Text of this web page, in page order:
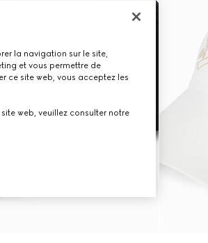
la navigation sur le site,
et vous permettre de
ce site web, vous acceptez les
web, veuillez consulter notre